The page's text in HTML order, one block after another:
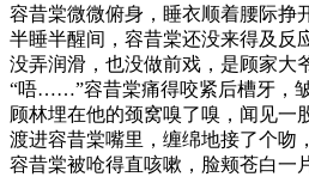
容昔棠微微俯身，睡衣顺着腰际挣
半睡半醒间，容昔棠还没来得及反
没弄润滑，也没做前戏，是顾家大
“唔……”容昔棠痛得咬紧后槽牙，
顾林埋在他的颈窝嗅了嗅，闻见一
渡进容昔棠嘴里，缠绵地接了个吻
容昔棠被呛得直咳嗽，脸颊苍白